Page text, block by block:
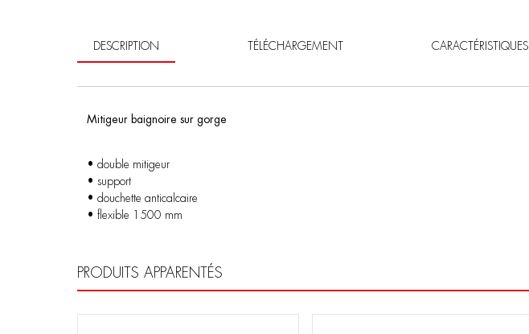
DESCRIPTION TÉLÉCHARGEMENT CARACTÉRISTIQUES
Mitigeur baignoire sur gorge
• double mitigeur
• support
• douchette anticalcaire
• flexible 1500 mm
PRODUITS APPARENTÉS